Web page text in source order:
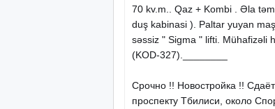
70 kv.m.. Qaz + Kombi . Əla
duş kabinasi ). Paltar yuyan
səssiz " Sigma " lifti. Mühafizəli
(KOD-327).________
Срочно !! Новостройка !!
проспекту Тбилиси, около